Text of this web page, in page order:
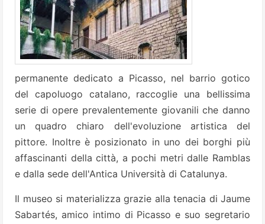
permanente dedicato a Picasso, nel barrio gotico
del capoluogo catalano, raccoglie una bellissima
serie di opere prevalentemente giovanili che danno
un quadro chiaro dell'evoluzione artistica del
pittore. Inoltre è posizionato in uno dei borghi più
affascinanti della città, a pochi metri dalle Ramblas
e dalla sede dell'Antica Università di Catalunya.
Il museo si materializza grazie alla tenacia di Jaume
Sabartés, amico intimo di Picasso e suo segretario